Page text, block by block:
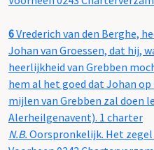
6Vrederich van den Berghe,
Johan van Groessen, dat hij,
heerlijkheid van Grebben
hem al het goed dat Johan
mijlen van Grebben zal doen
Alerheilgenavent). 1 charter
N.B. Oorspronkelijk. Het